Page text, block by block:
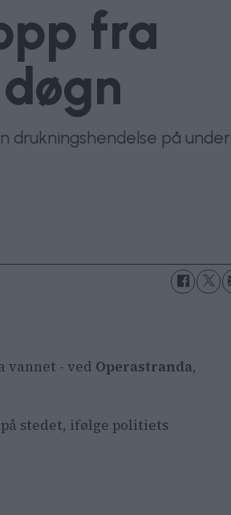
fra
drukningshendelse på under
vannet - ved Operastranda,
stedet, ifølge politiets